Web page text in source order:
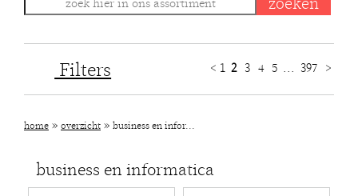
Filters < 1 2 3 4 5 ... 397 >
home » overzicht » business en infor...
business en informatica